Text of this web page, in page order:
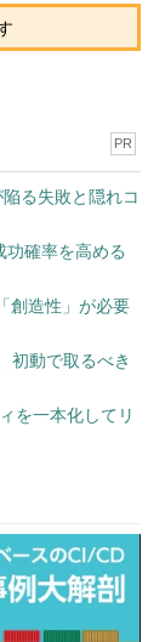
（サイ
R2向けである
ログラムと同
同様の機能が追
ストアア
は
トア・アプリ
プログラムな
特に理由がない
るパッケージ製
適用されたもの
PR
る失敗と隠れコ
確率を高める
創造性」が必要
初動で取るべき
を一本化してリ